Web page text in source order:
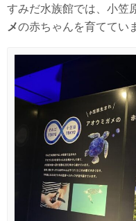
すみだ水族館では、小笠
メの赤ちゃんを育ててい